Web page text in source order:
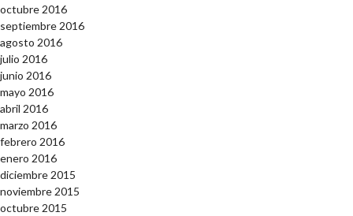
octubre 2016
septiembre 2016
agosto 2016
julio 2016
junio 2016
mayo 2016
abril 2016
marzo 2016
febrero 2016
enero 2016
diciembre 2015
noviembre 2015
octubre 2015